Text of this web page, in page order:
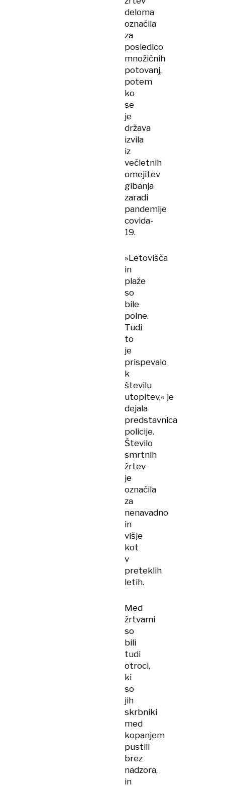
deloma
označila
za
posledico
množičnih
potovanj,
potem
ko
se
je
država
izvila
iz
večletnih
omejitev
gibanja
zaradi
pandemije
covida-
19.
»Letovišča
in
plaže
so
bile
polne.
Tudi
to
je
prispevalo
k
številu
utopitev,« je
dejala
predstavnica
policije.
Število
smrtnih
žrtev
je
označila
za
nenavadno
in
višje
kot
v
preteklih
letih.
Med
žrtvami
so
bili
tudi
otroci,
ki
so
jih
skrbniki
med
kopanjem
pustili
brez
nadzora,
in